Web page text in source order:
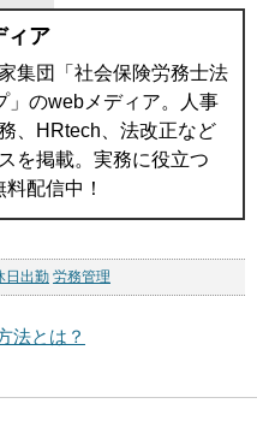
ィア
集団「社会保険労務士法
」のwebメディア。人事
、HRtech、法改正など
を掲載。実務に役立つ
配信中！
日出勤 労務管理
法とは？